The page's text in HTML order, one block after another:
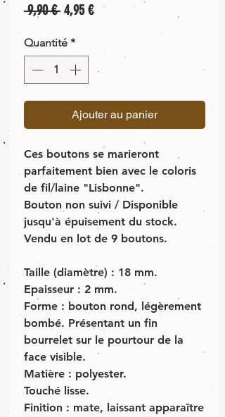
9,90 € Prix
4,95 €Prix
Quantité *
Ajouter au panier
Ces boutons se marieront
parfaitement bien avec le coloris
de fil/laine "Lisbonne".
Bouton non suivi / Disponible
jusqu'à épuisement du stock.
Vendu en lot de 9 boutons.
Taille (diamètre) : 18 mm.
Epaisseur : 2 mm.
Forme : bouton rond, légèrement
bombé. Présentant un fin
bourrelet sur le pourtour de la
face visible.
Matière : polyester.
Touché lisse.
Finition : mate, laissant apparaître